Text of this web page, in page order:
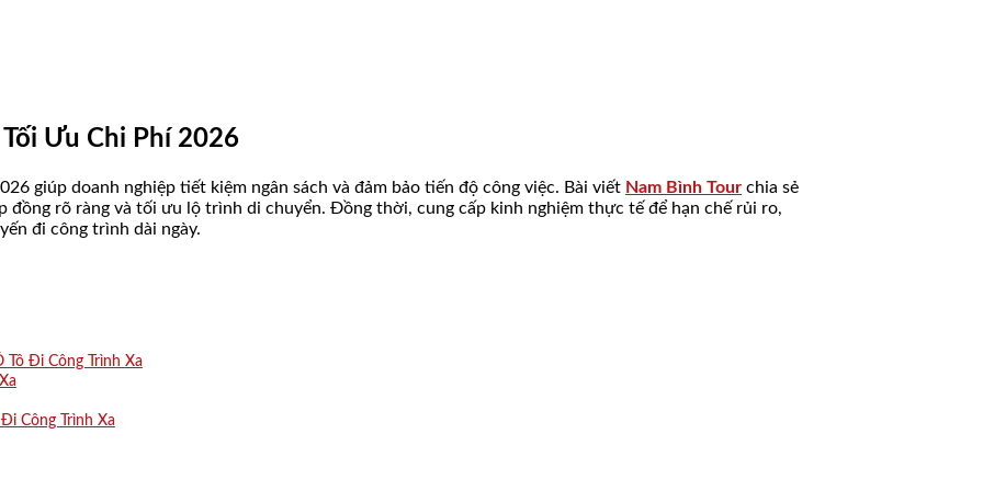
Ưu Chi Phí 2026
giúp doanh nghiệp tiết kiệm ngân sách và đảm bảo tiến độ công việc. Bài viết Nam Bình Tour chia sẻ
đồng rõ ràng và tối ưu lộ trình di chuyển. Đồng thời, cung cấp kinh nghiệm thực tế để hạn chế rủi ro,
đi công trình dài ngày.
Đi Công Trình Xa
Công Trình Xa